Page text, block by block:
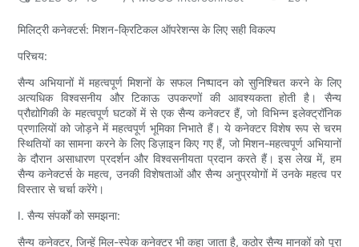
मिलिट्री कनेक्टर्स: मिशन-क्रिटिकल ऑपरेशन्स के लिए सही विकल्प
परिचय:
सैन्य अभियानों में महत्वपूर्ण मिशनों के सफल निष्पादन को सुनिश्चित करने के लिए
अत्यधिक विश्वसनीय और टिकाऊ उपकरणों की आवश्यकता होती है। सैन्य
प्रौद्योगिकी के महत्वपूर्ण घटकों में से एक सैन्य कनेक्टर हैं, जो विभिन्न इलेक्ट्रॉनिक
प्रणालियों को जोड़ने में महत्वपूर्ण भूमिका निभाते हैं। ये कनेक्टर विशेष रूप से चरम
स्थितियों का सामना करने के लिए डिज़ाइन किए गए हैं, जो मिशन-महत्वपूर्ण अभियानों
के दौरान असाधारण प्रदर्शन और विश्वसनीयता प्रदान करते हैं। इस लेख में, हम
सैन्य कनेक्टर्स के महत्व, उनकी विशेषताओं और सैन्य अनुप्रयोगों में उनके महत्व पर
विस्तार से चर्चा करेंगे।
I. सैन्य संपर्कों को समझना:
सैन्य कनेक्टर, जिन्हें मिल-स्पेक कनेक्टर भी कहा जाता है, कठोर सैन्य मानकों को पूरा